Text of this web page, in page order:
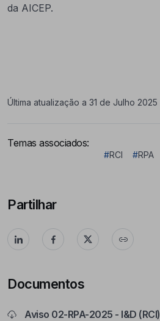
da AICEP.
Última atualização a 31 de Julho 2025
Temas associados:
#RCI #RPA
Partilhar
Documentos
Aviso 02-RPA-2025 - I&D (RCI)